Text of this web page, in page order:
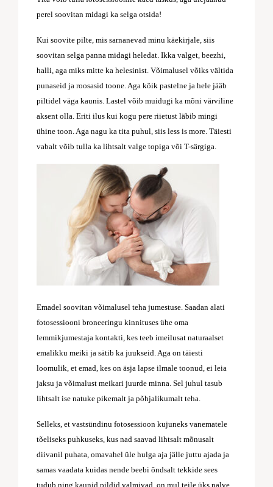
perel soovitan midagi ka selga otsida!
Kui soovite pilte, mis sarnanevad minu käekirjale, siis
soovitan selga panna midagi heledat. Ikka valget, beezhi,
halli, aga miks mitte ka helesinist. Võimalusel võiks vältida
punaseid ja roosasid toone. Aga kõik pastelne ja hele jääb
piltidel väga kaunis. Lastel võib muidugi ka mõni värviline
aksent olla. Eriti ilus kui kogu pere riietust läbib mingi
ühine toon. Aga nagu ka tita puhul, siis less is more. Täiesti
vabalt võib tulla ka lihtsalt valge topiga või T-särgiga.
Emadel soovitan võimalusel teha jumestuse. Saadan alati
fotosessiooni broneeringu kinnituses ühe oma
lemmikjumestaja kontakti, kes teeb imeilusat naturaalset
emalikku meiki ja sätib ka juukseid. Aga on täiesti
loomulik, et emad, kes on äsja lapse ilmale toonud, ei leia
jaksu ja võimalust meikari juurde minna. Sel juhul tasub
lihtsalt ise natuke pikemalt ja põhjalikumalt teha.
Selleks, et vastsündinu fotosessioon kujuneks vanematele
tõeliseks puhkuseks, kus nad saavad lihtsalt mõnusalt
diivanil puhata, omavahel üle hulga aja jälle juttu ajada ja
samas vaadata kuidas nende beebi õndsalt tekkide sees
tudub ning kaunid pildid valmivad, on mul teile üks palve.